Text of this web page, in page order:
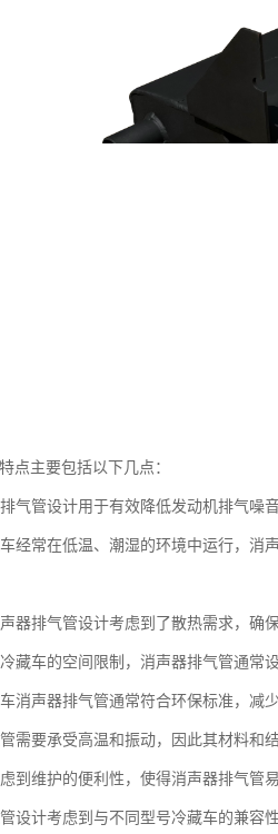
点主要包括以下几点：
气管设计用于有效降低发动机排气噪
经常在低温、潮湿的环境中运行，消
器排气管设计考虑到了散热需求，确
藏车的空间限制，消声器排气管通常
消声器排气管通常符合环保标准，减
需要承受高温和振动，因此其材料和
到维护的便利性，使得消声器排气管
设计考虑到与不同型号冷藏车的兼容